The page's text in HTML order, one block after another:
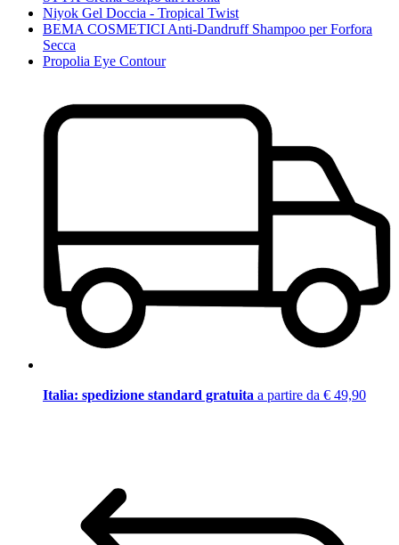
Niyok Gel Doccia - Tropical Twist
BEMA COSMETICI Anti-Dandruff Shampoo per Forfora
Secca
Propolia Eye Contour
Italia: spedizione standard gratuita a partire da € 49,90